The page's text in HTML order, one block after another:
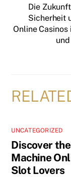
Die
Sicherheit
Online
UNCATEGORIZED
Discover
Machine
Slot Lovers